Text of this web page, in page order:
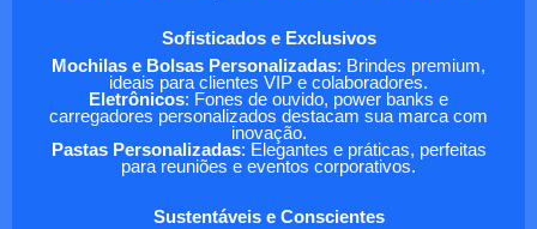
Sofisticados e Exclusivos
Mochilas e Bolsas Personalizadas: Brindes premium,
ideais para clientes VIP e colaboradores.
Eletrônicos: Fones de ouvido, power banks e
carregadores personalizados destacam sua marca com
inovação.
Pastas Personalizadas: Elegantes e práticas, perfeitas
para reuniões e eventos corporativos.
Sustentáveis e Conscientes